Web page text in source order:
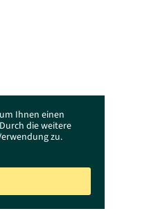
Ihnen einen
die weitere
zu.